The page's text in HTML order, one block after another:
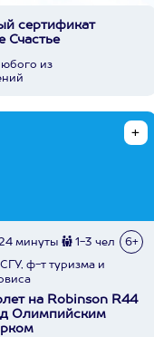
сертификат
Счастье
из
минуты 1-3 чел 6+
СГУ, ф-т туризма и
на Robinson R44
Олимпийским